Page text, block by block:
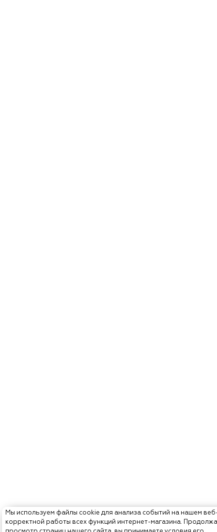
Мы используем файлы cookie для анализа событий на нашем
корректной работы всех функций интернет-магазина.